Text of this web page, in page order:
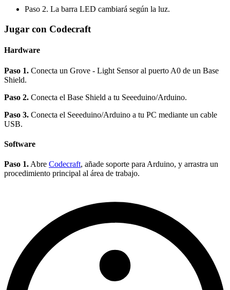
Paso 2. La barra LED cambiará según la luz.
Jugar con Codecraft
Hardware
Paso 1. Conecta un Grove - Light Sensor al puerto A0 de un Base
Shield.
Paso 2. Conecta el Base Shield a tu Seeeduino/Arduino.
Paso 3. Conecta el Seeeduino/Arduino a tu PC mediante un cable
USB.
Software
Paso 1. Abre Codecraft, añade soporte para Arduino, y arrastra un
procedimiento principal al área de trabajo.